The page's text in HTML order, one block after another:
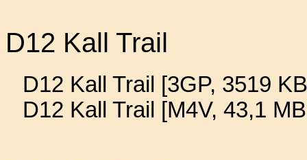
D12 Kall Trail
D12 Kall Trail [3GP, 3519
D12 Kall Trail [M4V, 43,1